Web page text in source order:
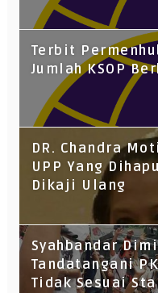
Terbit
Jumlah KSOP
DR. Chandra
UPP Yang
Dikaji Ulang
Syahbandar
Tandatangani
Tidak Sesuai